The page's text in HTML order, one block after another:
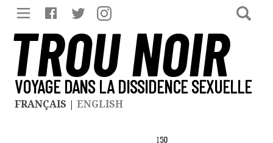
TROU NOIR
VOYAGE DANS LA DISSIDENCE SEXUELLE
FRANÇAIS | ENGLISH